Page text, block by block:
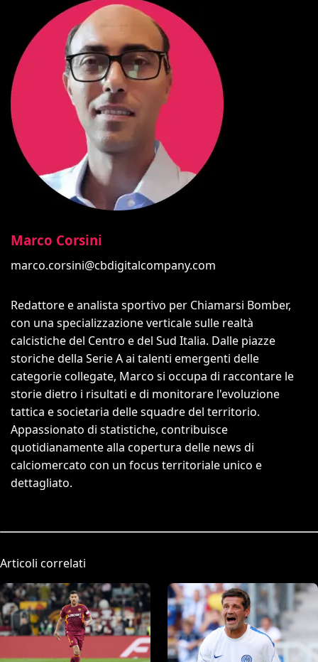
Marco Corsini
marco.corsini@cbdigitalcompany.com
Redattore e analista sportivo per Chiamarsi Bomber,
con una specializzazione verticale sulle realtà
calcistiche del Centro e del Sud Italia. Dalle piazze
storiche della Serie A ai talenti emergenti delle
categorie collegate, Marco si occupa di raccontare le
storie dietro i risultati e di monitorare l'evoluzione
tattica e societaria delle squadre del territorio.
Appassionato di statistiche, contribuisce
quotidianamente alla copertura delle news di
calciomercato con un focus territoriale unico e
dettagliato.
Articoli correlati